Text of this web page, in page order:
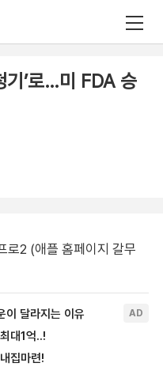
기’로…미 FDA 승
로2 (애플 홈페이지 갈무